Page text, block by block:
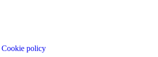
Cookie policy